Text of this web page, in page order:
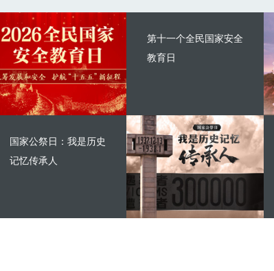
第十一个全民国家安全
教育日
国家公祭日：我是历史
记忆传承人